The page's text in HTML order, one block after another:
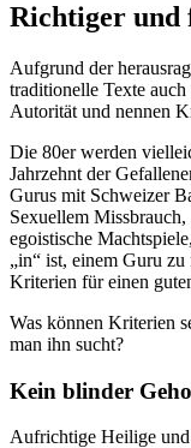
Richtiger und
Aufgrund der
traditionelle Texte
Autorität und nennen
Die 80er werden
Jahrzehnt der
Gurus mit Schweizer
Sexuellem
egoistische
„in“ ist, einem Guru zu
Kriterien für einen
Was können Kriterien
man ihn sucht?
Kein blinder
Aufrichtige Heilige und